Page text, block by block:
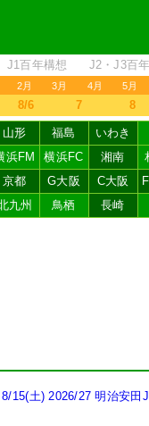
J1百年構想 J2・J3百
2月 3月 4月 5月
8/6 7 8
山形 福島
いわき
浜FM 横浜FC 湘南
京都 G大阪 C大阪
九州 鳥栖 長崎
8/15(土) 2026/27 明治安